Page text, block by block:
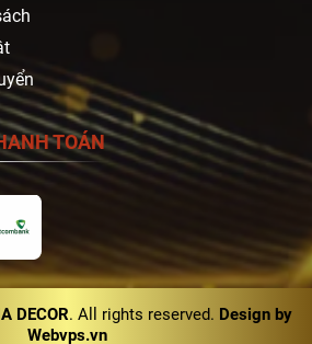
TOÁN
DECOR. All rights reserved. Design by
Webvps.vn